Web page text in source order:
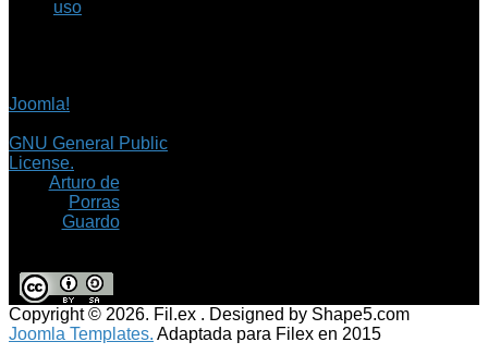
uso
Joomla!
GNU General Public
License.
Arturo de
Porras
Guardo
Copyright © 2026. Fil.ex . Designed by Shape5.com
Joomla Templates. Adaptada para Filex en 2015